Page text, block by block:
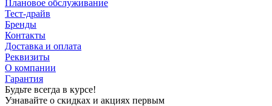
Плановое обслуживание
Тест-драйв
Бренды
Контакты
Доставка и оплата
Реквизиты
О компании
Гарантия
Будьте всегда в курсе!
Узнавайте о скидках и акциях первым